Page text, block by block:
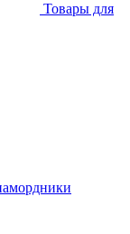
Товары для